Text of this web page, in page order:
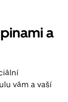
a
vám a vaší